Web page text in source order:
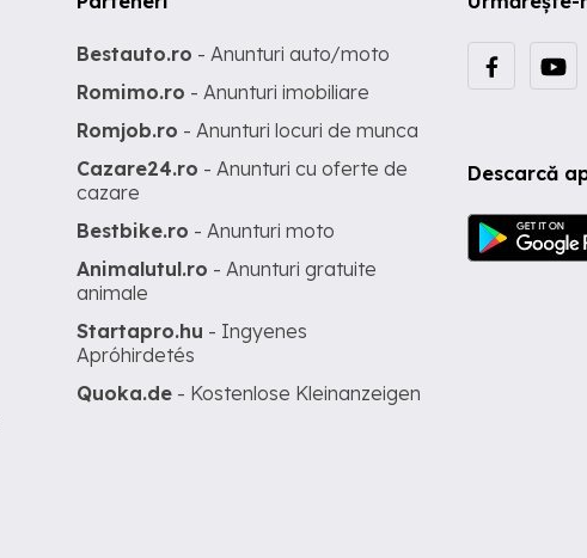
Descarcă
Bestauto.ro - Anunturi auto/moto
Romimo.ro - Anunturi imobiliare
Romjob.ro - Anunturi locuri de munca
Cazare24.ro - Anunturi cu oferte de
cazare
Bestbike.ro - Anunturi moto
Animalutul.ro - Anunturi gratuite
animale
Startapro.hu - Ingyenes
Apróhirdetés
Quoka.de - Kostenlose Kleinanzeigen